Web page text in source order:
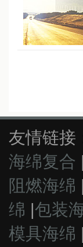
友情链接
海绵复合 |
阻燃海绵 |
绵 |包装
模具海绵